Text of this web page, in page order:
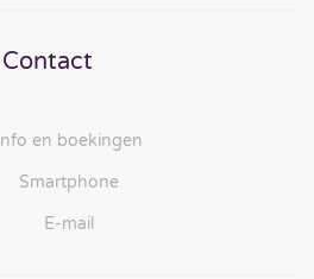
Contact
Info en boekingen
Smartphone
E-mail